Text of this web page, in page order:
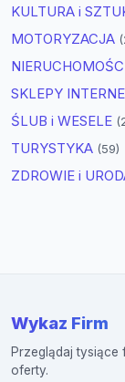
KULTURA i
MOTORYZACJA
SKLEPY
ŚLUB i WESELE
TURYSTYKA (59)
ZDROWIE i
Wykaz Firm
Przeglądaj tysiące
oferty.